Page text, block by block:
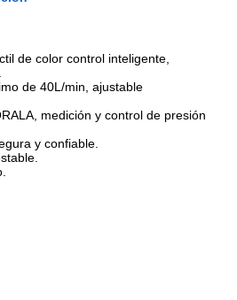
de color control inteligente,
de 40L/min, ajustable
medición y control de presión
y confiable.